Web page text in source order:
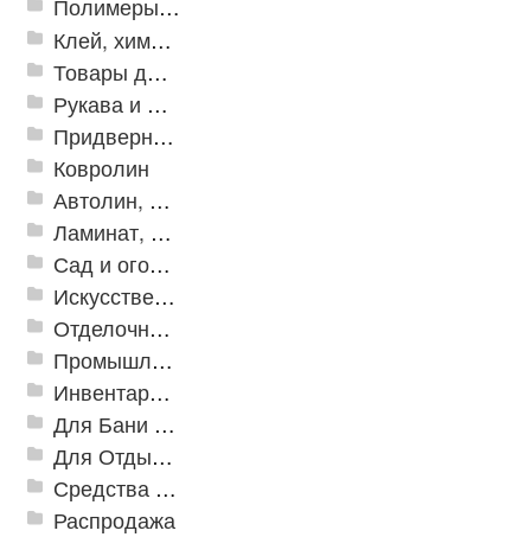
Полимеры и пластики
Клей, химия, сопутствующие товары
Товары для дома
Рукава и шланги промышленные
Придверные решетки
Ковролин
Автолин, Транслин, Линолеум
Ламинат, Кварцвиниловая плитка SPC
Сад и огород
Искусственная трава
Отделочные профили
Промышленный текстиль
Инвентарь для клининга
Для Бани и Сауны
Для Отдыха и Пикника
Средства от насекомых и садовых вредителей
Распродажа